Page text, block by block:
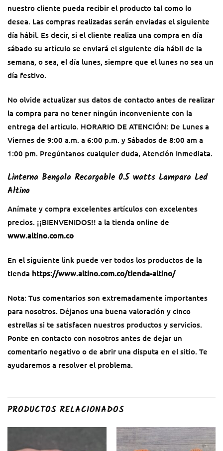
nuestro cliente pueda recibir el producto tal como lo
desea. Las compras realizadas serán enviadas el siguiente
día hábil. Es decir, si el cliente realiza una compra en día
sábado su artículo se enviará el siguiente día hábil de la
semana, o sea, el día lunes, siempre que el lunes no sea un
día festivo.
No olvide actualizar sus datos de contacto antes de realizar
la compra para no tener ningún inconveniente con la
entrega del artículo. HORARIO DE ATENCIÓN: De Lunes a
Viernes de 9:00 a.m. a 6:00 p.m. y Sábados de 8:00 am a
1:00 pm. Pregúntanos cualquier duda, Atención Inmediata.
Linterna Bengala Recargable 0.5 watts Lampara Led
Altino
Anímate y compra excelentes artículos con excelentes
precios. ¡¡BIENVENIDOS!! a la tienda online de
www.altino.com.co
En el siguiente link puede ver todos los productos de la
tienda https://www.altino.com.co/tienda-altino/
Nota: Tus comentarios son extremadamente importantes
para nosotros. Déjanos una buena valoración y cinco
estrellas si te satisfacen nuestros productos y servicios.
Ponte en contacto con nosotros antes de dejar un
comentario negativo o de abrir una disputa en el sitio. Te
ayudaremos a resolver el problema.
PRODUCTOS RELACIONADOS